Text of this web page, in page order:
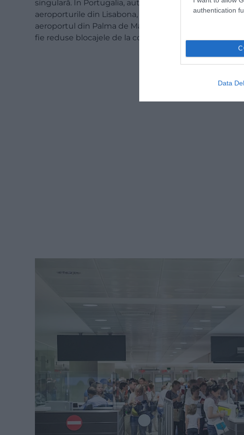
authentication
Data
singulară. În Portugalia, autoritățile au oprit
aeroporturile din Lisabona, Porto și Faro, pentru a
aeroportul din Palma de Mallorca au fost pregătite
fie reduse blocajele de la controlul pașapoartelor.